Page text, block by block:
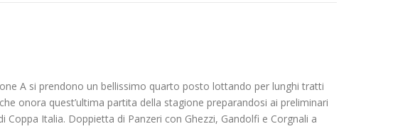
A si prendono un bellissimo quarto posto lottando per lunghi tratti
onora quest’ultima partita della stagione preparandosi ai preliminari
Italia. Doppietta di Panzeri con Ghezzi, Gandolfi e Corgnali a